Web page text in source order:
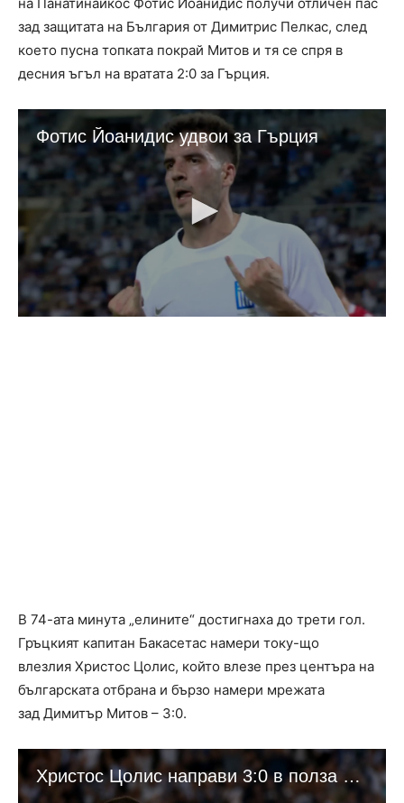
зад защитата на България от Димитрис Пелкас, след
което пусна топката покрай Митов и тя се спря в
десния ъгъл на вратата 2:0 за Гърция.
В 74-ата минута „елините“ достигнаха до трети гол.
Гръцкият капитан Бакасетас намери току-що
влезлия Христос Цолис, който влезе през центъра на
българската отбрана и бързо намери мрежата
зад Димитър Митов – 3:0.